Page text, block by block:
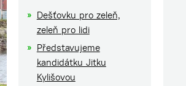
Dešťovku pro zeleň,
zeleň pro lidi
Představujeme
kandidátku Jitku
Kylišovou